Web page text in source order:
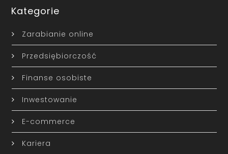
Kategorie
Zarabianie online
Przedsiębiorczość
Finanse osobiste
Inwestowanie
E-commerce
Kariera